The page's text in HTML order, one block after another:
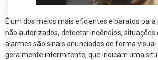
É um dos meios mais eficientes e baratos
não autorizados, detectar incêndios, situações
alarmes são sinais anunciados de forma visual
geralmente intermitente, que indicam uma